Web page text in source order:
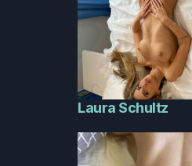
Laura Schultz